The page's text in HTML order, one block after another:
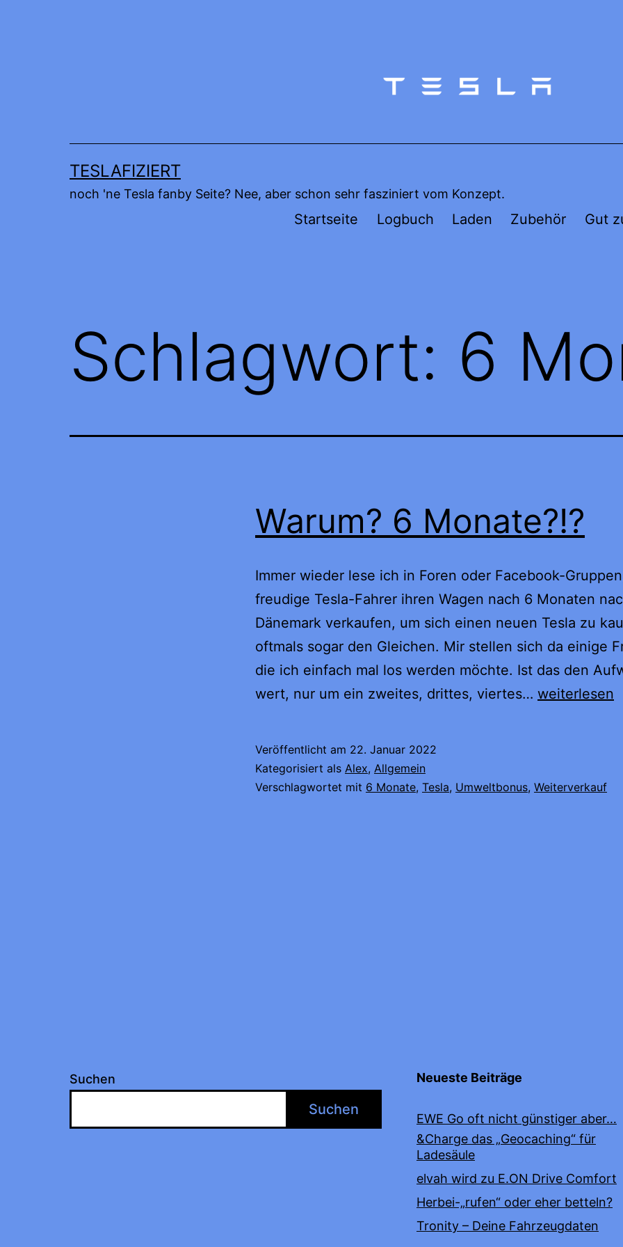
TESLAFIZIERT
noch 'ne Tesla fanby Seite? Nee, aber schon sehr fasziniert vom Konzept.
Startseite Logbuch Laden Zubehör Gut
Schlagwort: 6
Warum? 6 Monate?!?
Immer wieder lese ich in Foren oder Facebook-
freudige Tesla-Fahrer ihren Wagen nach 6 Monaten
Dänemark verkaufen, um sich einen neuen Tesla zu
oftmals sogar den Gleichen. Mir stellen sich da einige
die ich einfach mal los werden möchte. Ist das den
wert, nur um ein zweites, drittes, viertes… Warum?
weiterlesen
Veröffentlicht am 22. Januar 2022
Kategorisiert als Alex, Allgemein
Verschlagwortet mit 6 Monate, Tesla, Umweltbonus, Weiterverkauf
Suchen
Suchen
Neueste Beiträge
EWE Go oft nicht günstiger aber…
&Charge das „Geocaching“ für
Ladesäule
elvah wird zu E.ON Drive Comfort
Herbei-„rufen“ oder eher betteln?
Tronity – Deine Fahrzeugdaten